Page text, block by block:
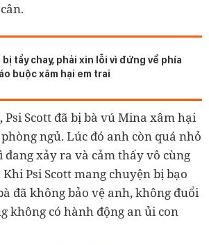
tẩy chay, phải xin lỗi vì đứng về phía
buộc xâm hại em trai
Psi Scott đã bị bà vú Mina xâm hại
ngủ. Lúc đó anh còn quá nhỏ
đang xảy ra và cảm thấy vô cùng
Psi Scott mang chuyện bị bạo
đã không bảo vệ anh, không đuổi
không có hành động an ủi con